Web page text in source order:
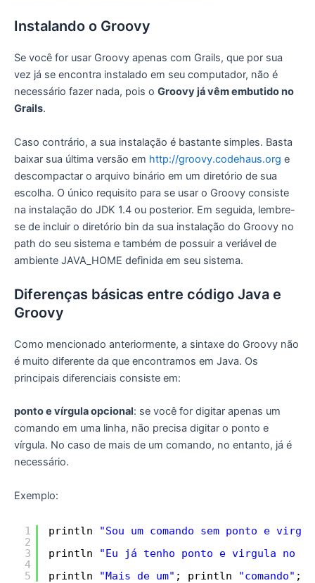
Instalando o Groovy
Se você for usar Groovy apenas com Grails, que por sua
vez já se encontra instalado em seu computador, não é
necessário fazer nada, pois o Groovy já vêm embutido no
Grails.
Caso contrário, a sua instalação é bastante simples. Basta
baixar sua última versão em http://groovy.codehaus.org e
descompactar o arquivo binário em um diretório de sua
escolha. O único requisito para se usar o Groovy consiste
na instalação do JDK 1.4 ou posterior. Em seguida, lembre-
se de incluir o diretório bin da sua instalação do Groovy no
path do seu sistema e também de possuir a veriável de
ambiente JAVA_HOME definida em seu sistema.
Diferenças básicas entre código Java e
Groovy
Como mencionado anteriormente, a sintaxe do Groovy não
é muito diferente da que encontramos em Java. Os
principais diferenciais consiste em:
ponto e vírgula opcional: se você for digitar apenas um
comando em uma linha, não precisa digitar o ponto e
vírgula. No caso de mais de um comando, no entanto, já é
necessário.
Exemplo:
1
2
3
4
5
println
"Sou um comando sem ponto e
println
"Eu já tenho ponto e virgula no
println
"Mais de um" ; println "comando" ;